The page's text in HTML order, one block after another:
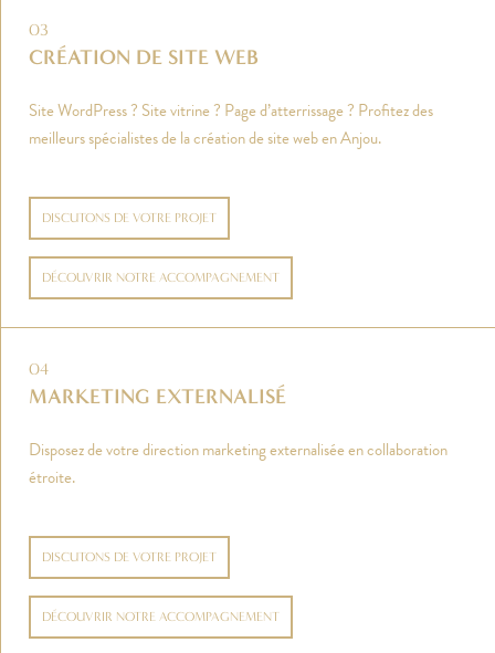
03
CRÉATION DE SITE WEB
Site WordPress ? Site vitrine ? Page d’atterrissage ? Profitez des
meilleurs spécialistes de la création de site web en Anjou.
DISCUTONS DE VOTRE PROJET
DÉCOUVRIR NOTRE ACCOMPAGNEMENT
04
MARKETING EXTERNALISÉ
Disposez de votre direction marketing externalisée en collaboration
étroite.
DISCUTONS DE VOTRE PROJET
DÉCOUVRIR NOTRE ACCOMPAGNEMENT